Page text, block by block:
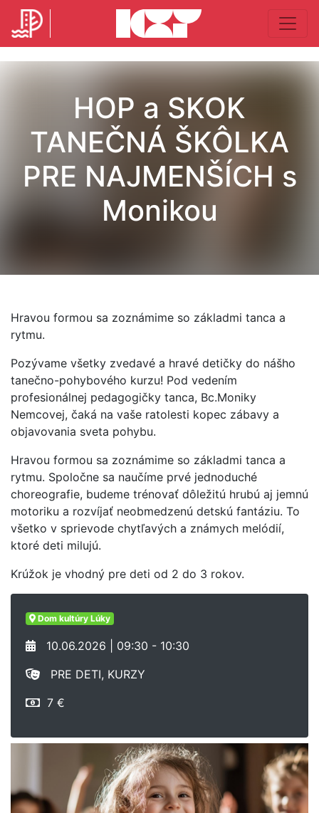
HOP a SKOK
TANEČNÁ ŠKÔLKA
PRE NAJMENŠÍCH s
Monikou
Hravou formou sa zoznámime so základmi tanca a
rytmu.
Pozývame všetky zvedavé a hravé detičky do nášho
tanečno-pohybového kurzu! Pod vedením
profesionálnej pedagogičky tanca, Bc.Moniky
Nemcovej, čaká na vaše ratolesti kopec zábavy a
objavovania sveta pohybu.
Hravou formou sa zoznámime so základmi tanca a
rytmu. Spoločne sa naučíme prvé jednoduché
choreografie, budeme trénovať dôležitú hrubú aj jemnú
motoriku a rozvíjať neobmedzenú detskú fantáziu. To
všetko v sprievode chytľavých a známych melódií,
ktoré deti milujú.
Krúžok je vhodný pre deti od 2 do 3 rokov.
Dom kultúry Lúky
10.06.2026 | 09:30 - 10:30
PRE DETI, KURZY
7 €